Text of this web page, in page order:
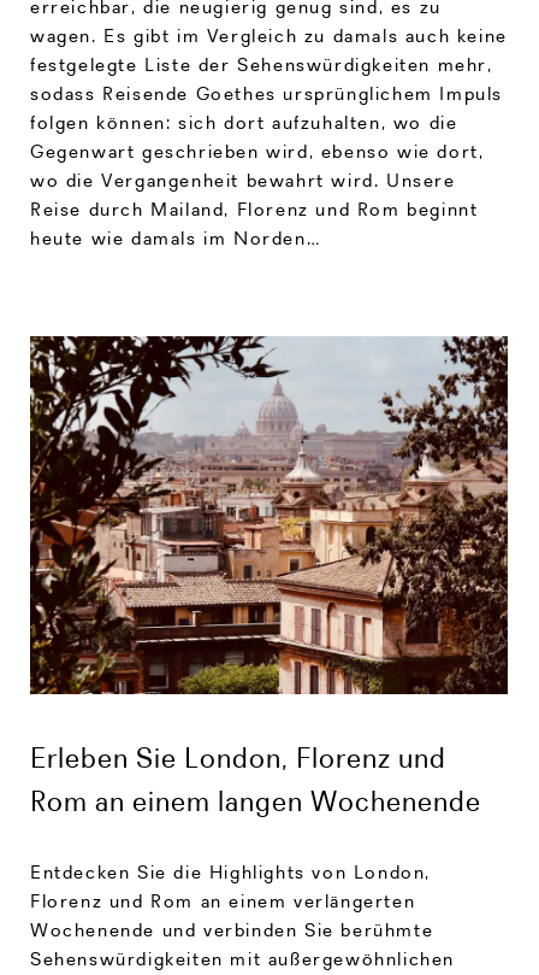
erreichbar, die neugierig genug sind, es zu
wagen. Es gibt im Vergleich zu damals auch keine
festgelegte Liste der Sehenswürdigkeiten mehr,
sodass Reisende Goethes ursprünglichem Impuls
folgen können: sich dort aufzuhalten, wo die
Gegenwart geschrieben wird, ebenso wie dort,
wo die Vergangenheit bewahrt wird. Unsere
Reise durch Mailand, Florenz und Rom beginnt
heute wie damals im Norden…
Erleben Sie London, Florenz und
Rom an einem langen Wochenende
Entdecken Sie die Highlights von London,
Florenz und Rom an einem verlängerten
Wochenende und verbinden Sie berühmte
Sehenswürdigkeiten mit außergewöhnlichen